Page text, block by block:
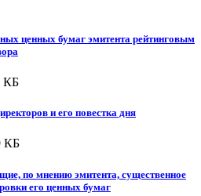
ценных бумаг эмитента рейтинговым
КБ
и его повестка дня
КБ
по мнению эмитента, существенное
его ценных бумаг